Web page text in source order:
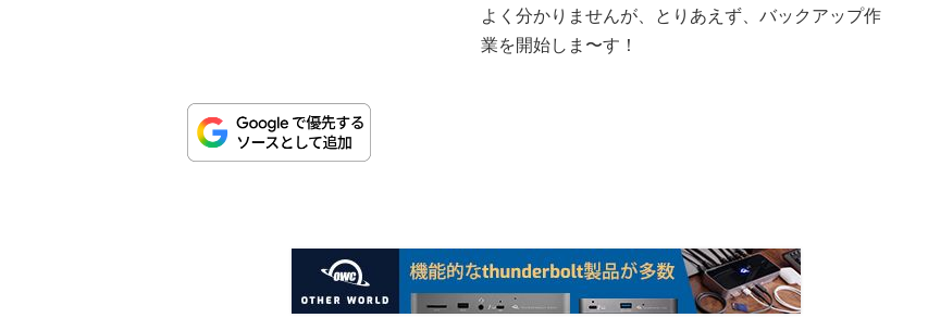
よく分かりませんが、とりあえず、バックアップ作
業を開始しま〜す！